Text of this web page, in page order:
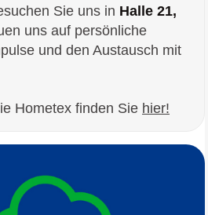
Sie uns in Halle 21,
uns auf persönliche
und den Austausch mit
Hometex finden Sie hier!